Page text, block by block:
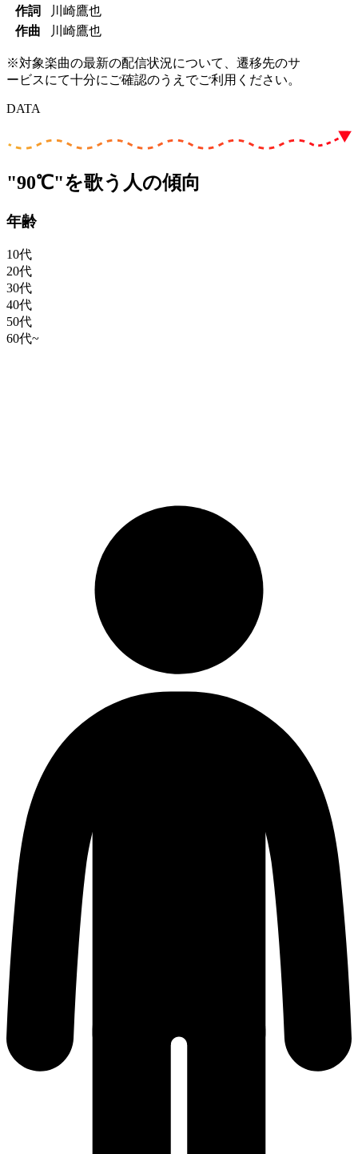
作詞
川崎鷹也
作曲
川崎鷹也
※対象楽曲の最新の配信状況について、遷移先のサ
ービスにて十分にご確認のうえでご利用ください。
DATA
"90℃"を歌う人の傾向
年齢
10代
20代
30代
40代
50代
60代~